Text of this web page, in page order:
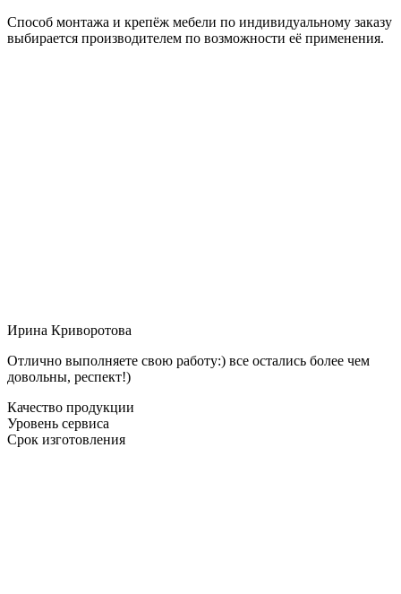
Способ монтажа и крепёж мебели по индивидуальному заказу
выбирается производителем по возможности её применения.
Ирина Криворотова
Отлично выполняете свою работу:) все остались более чем
довольны, респект!)
Качество продукции
Уровень сервиса
Срок изготовления